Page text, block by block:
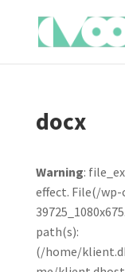
docx
Warning:
effect. File(/
path(s):
(/home/